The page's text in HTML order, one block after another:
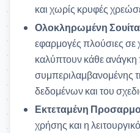
και χωρίς κρυφές
Ολοκληρωμένη
εφαρμογές πλούσιες σε
καλύπτουν κάθε
συμπεριλαμβανομένης
δεδομένων και του
Εκτεταμένη
χρήσης και η